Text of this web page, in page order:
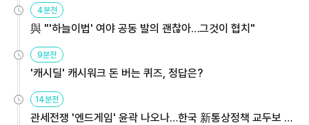
4분전
與 "'하늘이법' 여야 공동 발의 괜찮아…그것이 협치"
9분전
'캐시딜' 캐시워크 돈 버는 퀴즈, 정답은?
14분전
관세전쟁 '엔드게임' 윤곽 나오나…한국 新통상정책 교두보 활